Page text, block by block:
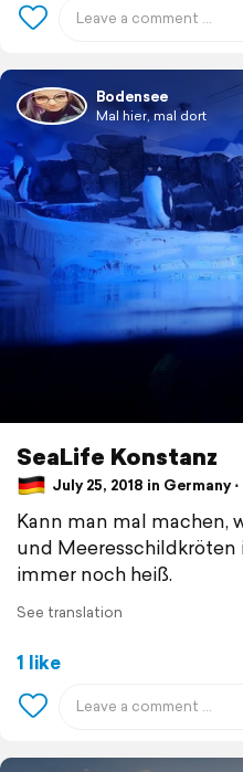
Bodensee
Mal hier, mal dort
SeaLife Konstanz
July 25, 2018 in Germany
Kann man mal machen,
und Meeresschildkröten
immer noch heiß.
See translation
1 like